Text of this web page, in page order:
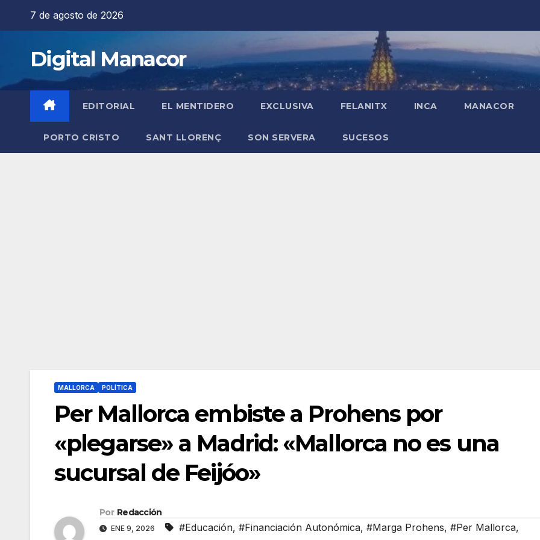
7 de agosto de 2026
Digital Manacor
EDITORIAL EL MENTIDERO EXCLUSIVA FELANITX INCA MANACOR
PORTO CRISTO SANT LLORENÇ SON SERVERA SUCESOS
MALLORCA POLÍTICA
Per Mallorca embiste a Prohens por
«plegarse» a Madrid: «Mallorca no es una
sucursal de Feijóo»
Por Redacción
ENE 9, 2026 #Educación, #Financiación Autonómica, #Marga Prohens, #Per Mallorca,